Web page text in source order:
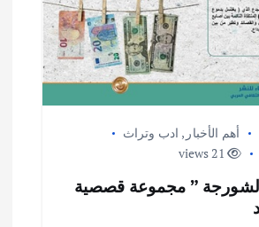
أهم الأخبار , ادب وتراث
” مجموعة قصصية